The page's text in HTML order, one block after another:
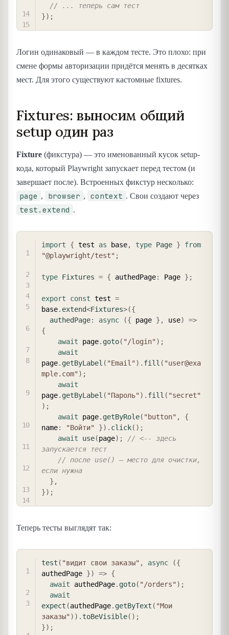
// ... теперь сам тест
}) ;
Логин одинаковый — в каждом тесте. Это плохо: при
смене формы авторизации придётся менять в десятках
мест. Для этого существуют кастомные fixtures.
Fixtures: выносим общий
setup один раз
Fixture (фикстура) — это именованный кусок setup-
кода, который Playwright запускает перед тестом (и
завершает после). Встроенных фикстур несколько:
page , browser , context . Свои создают через
test.extend .
import { test as base, type Page }
from
"@playwright/test" ;
type Fixtures = { authedPage: Page } ;
export const test =
base. extend<Fixtures>({
authedPage: async ({ page } , use)
=>
{
await page. goto( "/login") ;
await
page. getByLabel ( "Email") . fill ( "user@exa
mple.com") ;
await
page. getByLabel ( "Пароль") . fill ( "secret"
) ;
await page. getByRole( "button" ,
{
name: "Войти" }) . click( ) ;
await
use(page) ;
// <-- здесь
запускается тест
// после use() — место для очистки,
если нужна
} ,
}) ;
COPY
Теперь тесты выглядят так:
test ( "видит свои заказы" , async ({
authedPage }) => {
await authedPage. goto( "/orders") ;
await
expect (authedPage. getByText ( "Мои
заказы") ) .toBeVisible( ) ;
}) ;